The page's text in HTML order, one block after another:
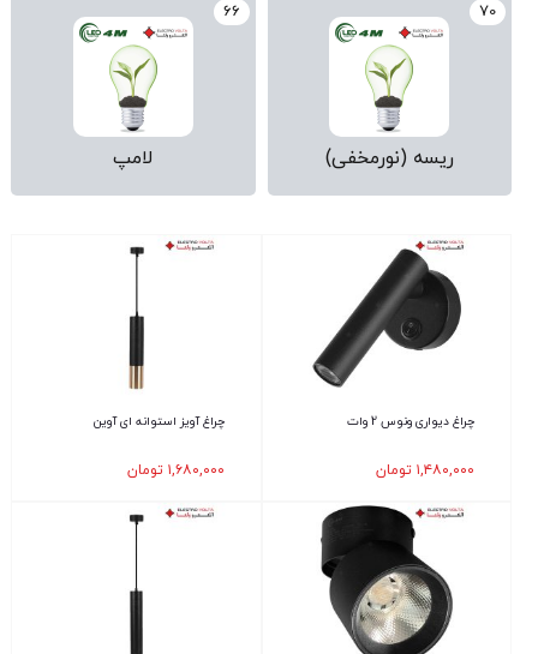
70
ریسه (نورمخفی)
66
لامپ
چراغ دیواری ونوس 2 وات
۱,۴۸۰,۰۰۰ تومان
چراغ آویز استوانه ای آوین
۱,۶۸۰,۰۰۰ تومان